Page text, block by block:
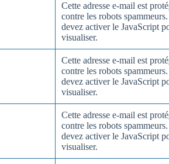
Cette adresse e-mail est
contre les robots
devez activer le JavaScript
visualiser.
Cette adresse e-mail est
contre les robots
devez activer le JavaScript
visualiser.
Cette adresse e-mail est
contre les robots
devez activer le JavaScript
visualiser.